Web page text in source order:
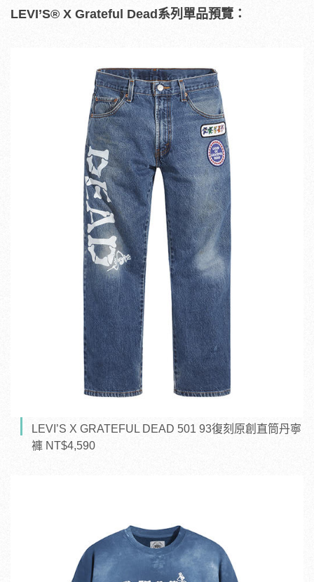
LEVI’S® X Grateful Dead系列單品預覽：
LEVI’S X GRATEFUL DEAD 501 93復刻原創直筒丹寧
褲 NT$4,590